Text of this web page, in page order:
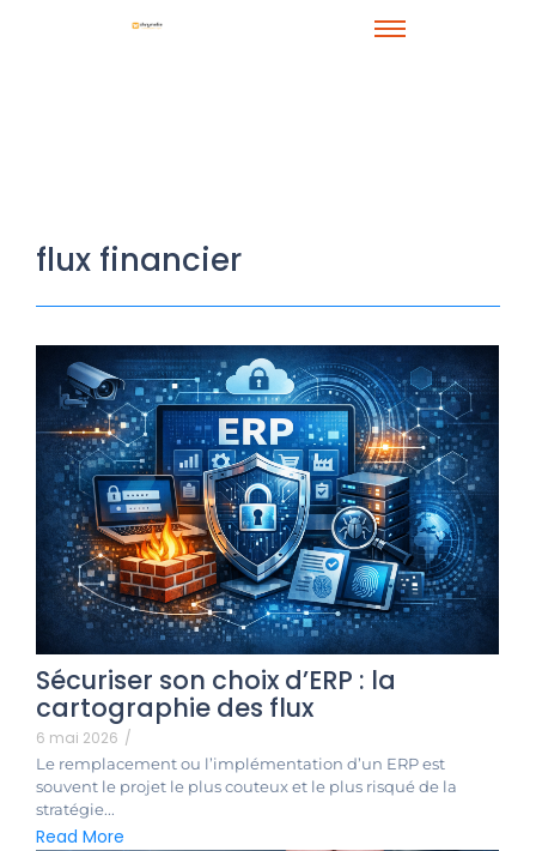
flux financier
Sécuriser son choix d’ERP : la
cartographie des flux
6 mai 2026 /
Le remplacement ou l’implémentation d’un ERP est
souvent le projet le plus couteux et le plus risqué de la
stratégie...
Read More